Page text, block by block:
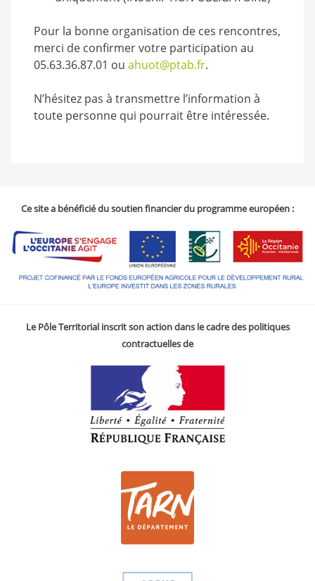
Pour la bonne organisation de ces rencontres,
merci de confirmer votre participation au
05.63.36.87.01 ou ahuot@ptab.fr.
N’hésitez pas à transmettre l’information à
toute personne qui pourrait être intéressée.
Ce site a bénéficié du soutien financier du programme européen :
Le Pôle Territorial inscrit son action dans le cadre des politiques
contractuelles de